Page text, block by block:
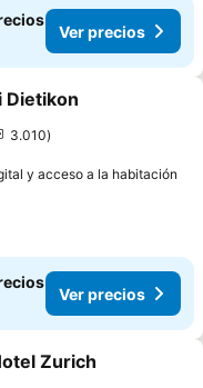
Ver precios
favoritos
Dietikon
3.010
y acceso a la habitación
Ver precios
favoritos
Zurich